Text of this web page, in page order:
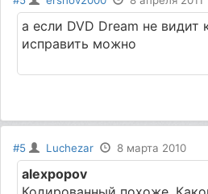
а если DVD Dream не видит
исправить можно
#5 Luchezar 8 марта 2010
alexpopov